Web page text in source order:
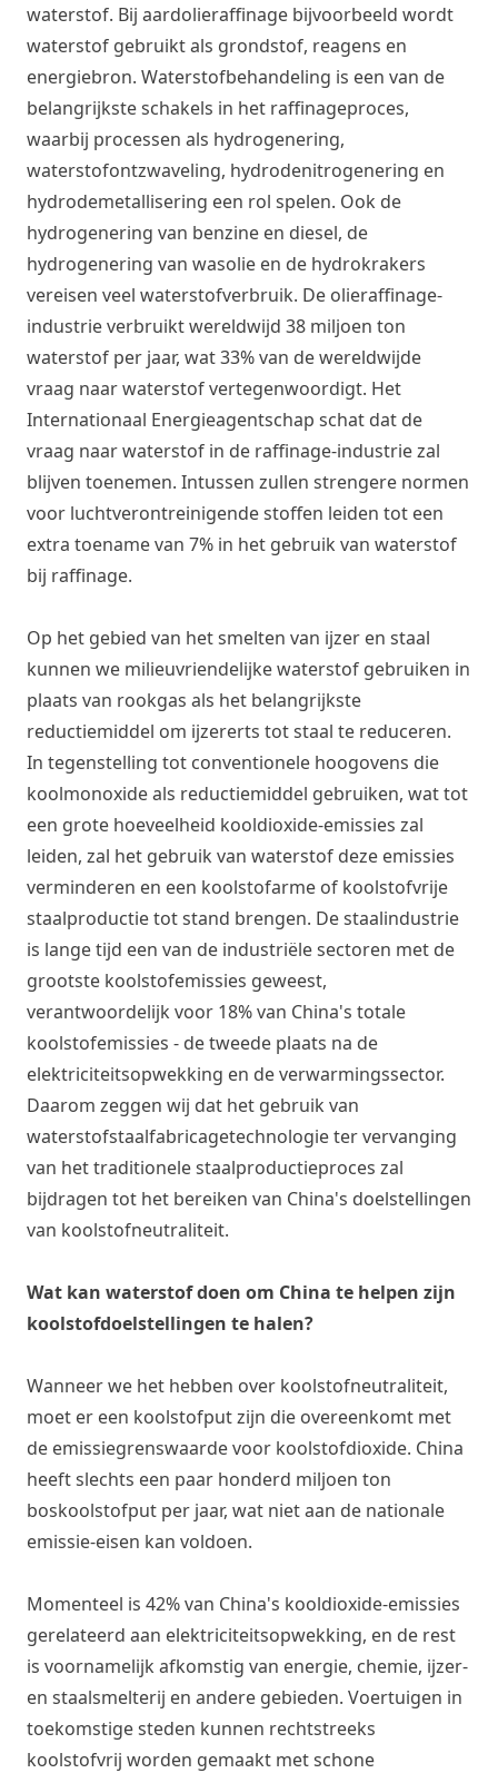
waterstof. Bij aardolieraffinage bijvoorbeeld wordt
waterstof gebruikt als grondstof, reagens en
energiebron. Waterstofbehandeling is een van de
belangrijkste schakels in het raffinageproces,
waarbij processen als hydrogenering,
waterstofontzwaveling, hydrodenitrogenering en
hydrodemetallisering een rol spelen. Ook de
hydrogenering van benzine en diesel, de
hydrogenering van wasolie en de hydrokrakers
vereisen veel waterstofverbruik. De olieraffinage-
industrie verbruikt wereldwijd 38 miljoen ton
waterstof per jaar, wat 33% van de wereldwijde
vraag naar waterstof vertegenwoordigt. Het
Internationaal Energieagentschap schat dat de
vraag naar waterstof in de raffinage-industrie zal
blijven toenemen. Intussen zullen strengere normen
voor luchtverontreinigende stoffen leiden tot een
extra toename van 7% in het gebruik van waterstof
bij raffinage.
Op het gebied van het smelten van ijzer en staal
kunnen we milieuvriendelijke waterstof gebruiken in
plaats van rookgas als het belangrijkste
reductiemiddel om ijzererts tot staal te reduceren.
In tegenstelling tot conventionele hoogovens die
koolmonoxide als reductiemiddel gebruiken, wat tot
een grote hoeveelheid kooldioxide-emissies zal
leiden, zal het gebruik van waterstof deze emissies
verminderen en een koolstofarme of koolstofvrije
staalproductie tot stand brengen. De staalindustrie
is lange tijd een van de industriële sectoren met de
grootste koolstofemissies geweest,
verantwoordelijk voor 18% van China's totale
koolstofemissies - de tweede plaats na de
elektriciteitsopwekking en de verwarmingssector.
Daarom zeggen wij dat het gebruik van
waterstofstaalfabricagetechnologie ter vervanging
van het traditionele staalproductieproces zal
bijdragen tot het bereiken van China's doelstellingen
van koolstofneutraliteit.
Wat kan waterstof doen om China te helpen zijn
koolstofdoelstellingen te halen?
Wanneer we het hebben over koolstofneutraliteit,
moet er een koolstofput zijn die overeenkomt met
de emissiegrenswaarde voor koolstofdioxide. China
heeft slechts een paar honderd miljoen ton
boskoolstofput per jaar, wat niet aan de nationale
emissie-eisen kan voldoen.
Momenteel is 42% van China's kooldioxide-emissies
gerelateerd aan elektriciteitsopwekking, en de rest
is voornamelijk afkomstig van energie, chemie, ijzer-
en staalsmelterij en andere gebieden. Voertuigen in
toekomstige steden kunnen rechtstreeks
koolstofvrij worden gemaakt met schone